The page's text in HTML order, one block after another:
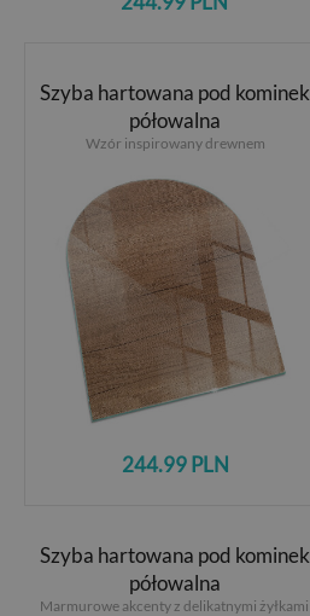
Szyba hartowana pod kominek
półowalna
Wzór inspirowany drewnem
244.99 PLN
Szyba hartowana pod kominek
półowalna
Marmurowe akcenty z delikatnymi żyłkami